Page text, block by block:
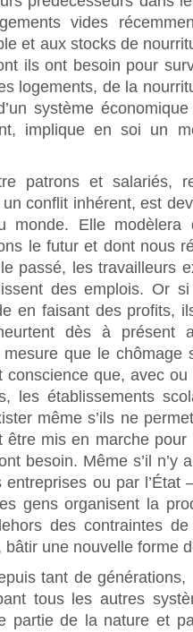
vides
et aux stocks de
ils ont besoin pour
logements, de la
système
implique en soi un
patrons et salariés,
conflit inhérent, est
monde. Elle modèlera
le futur et dont nous
passé, les travailleurs
des emplois. Or
en faisant des profits,
dès à présent
que le chômage
conscience que, avec
les établissements
même s’ils ne
être mis en marche
besoin. Même s’il n’y
entreprises ou par
gens organisent la
des contraintes de
bâtir une nouvelle forme
tant de
tous les autres
partie de la nature et